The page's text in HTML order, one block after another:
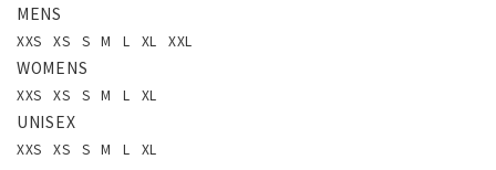
MENS
XXS XS S M L XL XXL
WOMENS
XXS XS S M L XL
UNISEX
XXS XS S M L XL